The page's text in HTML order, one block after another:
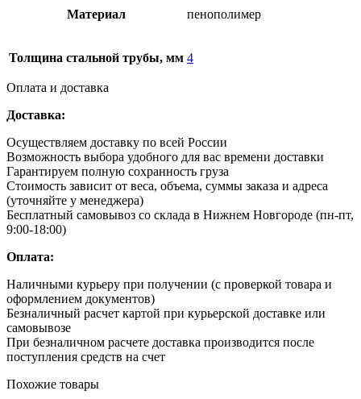
Материал пенополимер
Толщина стальной трубы, мм 4
Оплата и доставка
Доставка:
Осуществляем доставку по всей России
Возможность выбора удобного для вас времени доставки
Гарантируем полную сохранность груза
Стоимость зависит от веса, объема, суммы заказа и адреса
(уточняйте у менеджера)
Бесплатный самовывоз со склада в Нижнем Новгороде (пн-пт,
9:00-18:00)
Оплата:
Наличными курьеру при получении (с проверкой товара и
оформлением документов)
Безналичный расчет картой при курьерской доставке или
самовывозе
При безналичном расчете доставка производится после
поступления средств на счет
Похожие товары